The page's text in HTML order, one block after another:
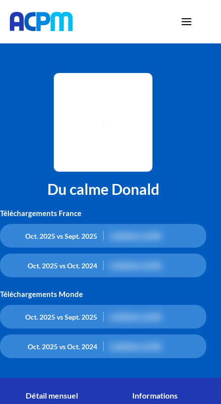
Du calme Donald
Téléchargements France
Oct. 2025 vs Sept. 2025
Oct. 2025 vs Oct. 2024
Téléchargements Monde
Oct. 2025 vs Sept. 2025
Oct. 2025 vs Oct. 2024
Détail mensuel Informations